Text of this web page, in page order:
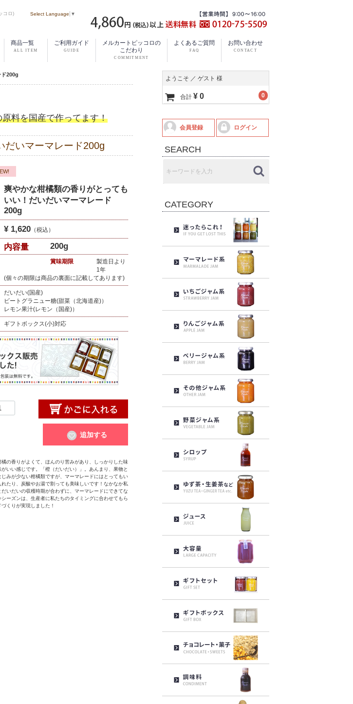
コロ) Select Language ▼
商品一覧 ご利用ガイド
メルカートピッコロの
こだわり
よくあるご質問 お問い合わせ
200g
料を国産で作ってます！
だいマーマレード200g
爽やかな柑橘類の香りがとっても
いい！だいだいマーマレード
200g
¥ 1,620 （税込）
内容量 200g
賞味期限
製造日より
1年
(個々の期限は商品の裏面に記載してあります)
だいだい(国産)
ビートグラニュー糖(甜菜（北海道産)）
レモン果汁(レモン（国産)）
ギフトボックス(小)対応
追加する
の香りがよくて、ほんのり苦みがあり、しっかりした味
いい感じです。「橙（だいだい）」。あんまり、果物と
じみが少ない柑橘類ですが、マーマレードにはとってもい
たり、炭酸やお湯で割っても美味しいです！なかなか私
いだいの収穫時期が合わずに、マーマレードにできてな
ーズンは、生産者に私たちのタイミングに合わせてもら
くりが実現しました！
ようこそ ／ ゲスト 様
0
合計¥ 0
会員登録 ログイン
SEARCH
CATEGORY